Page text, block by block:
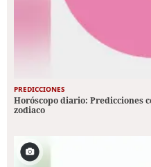
PREDICCIONES
Horóscopo diario: Predicciones
zodiaco